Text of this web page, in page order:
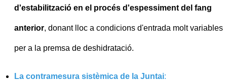
d'estabilització en el procés d'espessiment del fang
anterior, donant lloc a condicions d'entrada molt variables
per a la premsa de deshidratació.
La contramesura sistèmica de la Juntai: